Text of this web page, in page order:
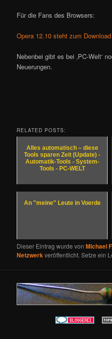
Für die Fans des Browsers:
Opera 12.10 steht zum
Nebenbei gibt es bei ‚PC-Welt‘
Neuerungen.
RELATED POSTS:
Alles automatisch – diese
Tools sparen Zeit (Update) -
Automatik-Tools - System-
Tools - PC-WELT
An "meine" Leute in Voerde
Dieser Eintrag wurde vonMichael
Netzwerkveröffentlicht. Setze ein